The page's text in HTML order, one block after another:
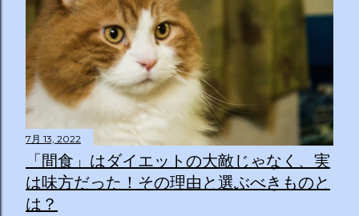
7月 13, 2022
「間食」はダイエットの大敵じゃなく、実
は味方だった！その理由と選ぶべきものと
は？